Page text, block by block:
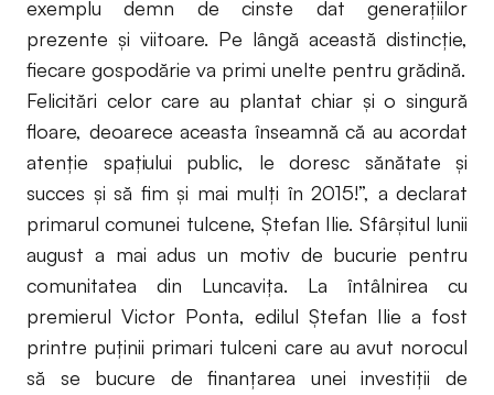
exemplu demn de cinste dat generațiilor
prezente și viitoare. Pe lângă această distincție,
fiecare gospodărie va primi unelte pentru grădină.
Felicitări celor care au plantat chiar și o singură
floare, deoarece aceasta înseamnă că au acordat
atenție spațiului public, le doresc sănătate și
succes și să fim și mai mulți în 2015!”, a declarat
primarul comunei tulcene, Ștefan Ilie. Sfârșitul lunii
august a mai adus un motiv de bucurie pentru
comunitatea din Luncavița. La întâlnirea cu
premierul Victor Ponta, edilul Ștefan Ilie a fost
printre puținii primari tulceni care au avut norocul
să se bucure de finanțarea unei investiții de